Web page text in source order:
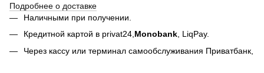
Подробнее о доставке
Наличными при получении.
Кредитной картой в privat24, Monobank LiqPay.
Через кассу или терминал самообслуживания Приватбанк,